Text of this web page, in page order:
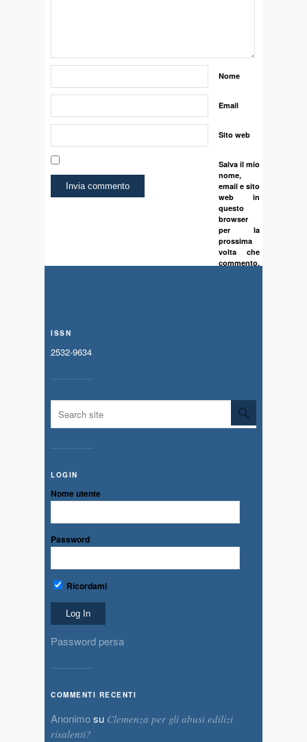
Nome
Email
Sito web
Salva il mio
nome,
email e sito
web in
questo
browser
per la
prossima
volta che
commento.
ISSN
2532-9634
LOGIN
Nome utente
Password
Ricordami
Password persa
COMMENTI RECENTI
Anonimosu Clemenza per gli abusi edilizi
risalenti?